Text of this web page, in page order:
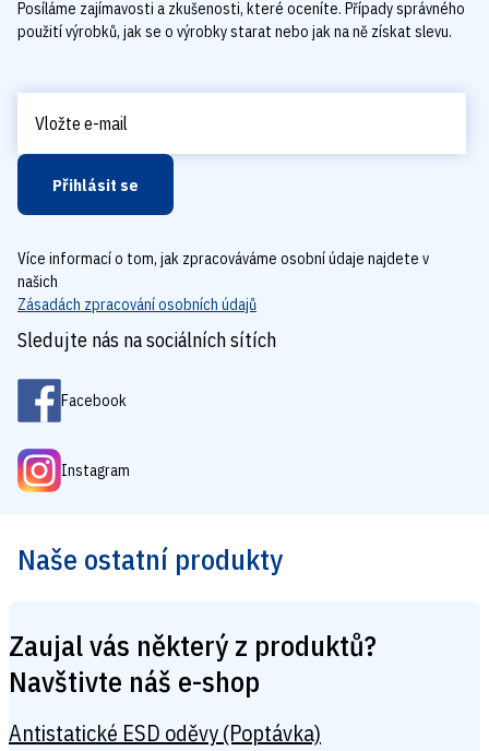
Posíláme zajímavosti a zkušenosti, které oceníte. Případy správného
použití výrobků, jak se o výrobky starat nebo jak na ně získat slevu.
Přihlásit se
Více informací o tom, jak zpracováváme osobní údaje najdete v
našich
Zásadách zpracování osobních údajů
Sledujte nás na sociálních sítích
Facebook
Instagram
Naše ostatní produkty
Zaujal vás některý z produktů?
Navštivte náš e-shop
Antistatické ESD oděvy (Poptávka)